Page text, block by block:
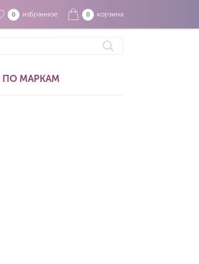
0 избранное 0 корзина
ПО МАРКАМ